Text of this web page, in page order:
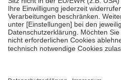
• Untersuchungen zur Vorsorge und
GKV getragen werden
• empfohlenen Schutzimpfungen
• Harn- und Blutteststreifen